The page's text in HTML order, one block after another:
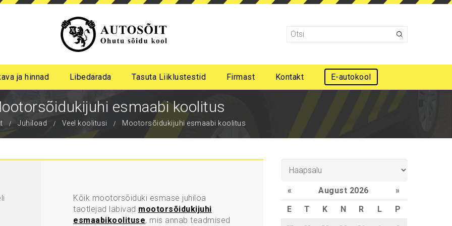
ja hinnad Libedarada Tasuta Liiklustestid Firmast Kontakt E-autokool
esmaabi koolitus
Juhiload Veel koolitusi Mootorsõidukijuhi esmaabi koolitus
Kõik mootorsõiduki esmase juhiloa
taotlejad läbivad mootorsõidukijuhi
esmaabikoolituse, mis annab teadmised
« August 2026
»
E
T K N R L P